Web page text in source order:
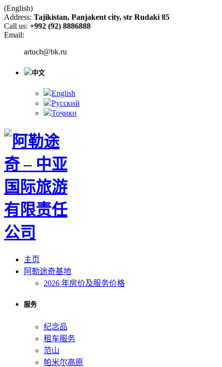
(English)
Address: Tajikistan, Panjakent city, str Rudaki 85
Call us: +992 (92) 8886888
Email:
artuch@bk.ru
中文
English
Русский
Тоҷики
主页
阿勒途奇基地
2026 年房价及服务价格
服务
纪念品
租车服务
范山
帕米尔高原